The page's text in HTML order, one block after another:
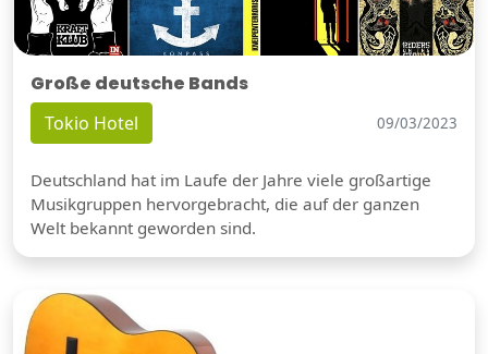
Große deutsche Bands
Tokio Hotel 09/03/2023
Deutschland hat im Laufe der Jahre viele großartige
Musikgruppen hervorgebracht, die auf der ganzen
Welt bekannt geworden sind.